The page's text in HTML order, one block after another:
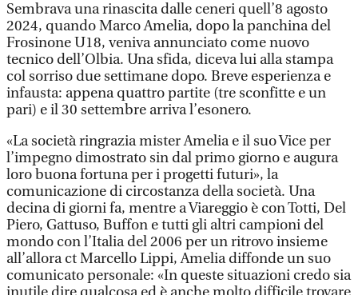
Sembrava una rinascita dalle ceneri quell’8 agosto
2024, quando Marco Amelia, dopo la panchina del
Frosinone U18, veniva annunciato come nuovo
tecnico dell’Olbia. Una sfida, diceva lui alla stampa
col sorriso due settimane dopo. Breve esperienza e
infausta: appena quattro partite (tre sconfitte e un
pari) e il 30 settembre arriva l’esonero.
«La società ringrazia mister Amelia e il suo Vice per
l’impegno dimostrato sin dal primo giorno e augura
loro buona fortuna per i progetti futuri», la
comunicazione di circostanza della società. Una
decina di giorni fa, mentre a Viareggio è con Totti, Del
Piero, Gattuso, Buffon e tutti gli altri campioni del
mondo con l’Italia del 2006 per un ritrovo insieme
all’allora ct Marcello Lippi, Amelia diffonde un suo
comunicato personale: «In queste situazioni credo sia